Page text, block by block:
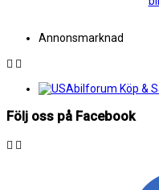
Annonsmarknad
Följ oss på Facebook